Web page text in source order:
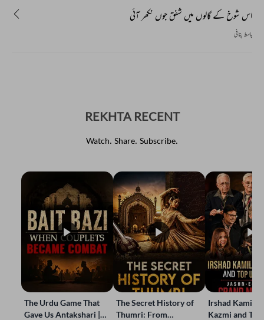
اس شوخ کے گالوں میں شفق جوں نکھر آئی
باسط پتافی
REKHTA RECENT
Watch. Share. Subscribe.
The Urdu Game That
Gave Us Antakshari |
The Secret History of
Thumri: From
Irshad Kamil,
Kazmi and